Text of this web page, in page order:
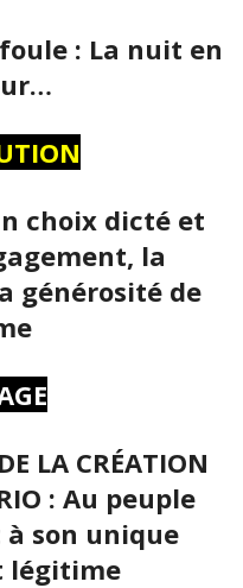
: La nuit en
choix dicté et
la
générosité de
LA CRÉATION
: Au peuple
son unique
légitime